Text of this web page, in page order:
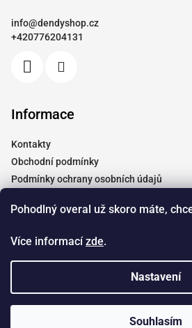
Pohodlný overal už skoro máte,
Více informacízde.
Nastavení
Souhlasím
info@dendyshop.cz
+420776204131
Informace
Kontakty
Obchodní podmínky
Podmínky ochrany osobních údajů
Moje objednávka
Doprava
Spolupráce